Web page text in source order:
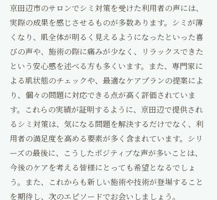
京田辺市のサロンでシミ対策を受けた利用者の声には、
実際の成果を感じさせるものが多数あります。シミが薄
くなり、肌全体が明るく見えるようになったといった喜
びの声や、施術の際に痛みが少なく、リラックスできた
という安心感を述べる方も多くいます。また、専門家に
よる肌状態のチェックや、最適なケアプランの提案によ
り、個々の問題に対応できる点が高く評価されていま
す。これらの実績が証明するように、京田辺で提供され
るシミ対策は、気になる問題を解決するだけでなく、利
用者の満足度を高める要素が多く含まれています。シリ
ーズの最後に、こうしたポジティブな声が多いことは、
今後のケアを考える皆様にとっても希望となるでしょ
う。また、これからも新しい施術や技術が登場すること
を期待し、次のエピソードでお会いしましょう。